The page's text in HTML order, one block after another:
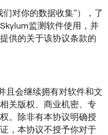
对你的数据收集”），了
监测软件使用，并
供的关于该协议条款的
且会继续拥有对软件和文
关版权、商业机密、专
。除非有本协议明确授
，本协议不授予你对于